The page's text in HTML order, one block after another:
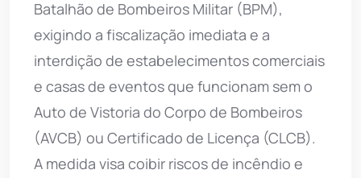
Batalhão de Bombeiros Militar (BPM),
exigindo a fiscalização imediata e a
interdição de estabelecimentos comerciais
e casas de eventos que funcionam sem o
Auto de Vistoria do Corpo de Bombeiros
(AVCB) ou Certificado de Licença (CLCB).
A medida visa coibir riscos de incêndio e